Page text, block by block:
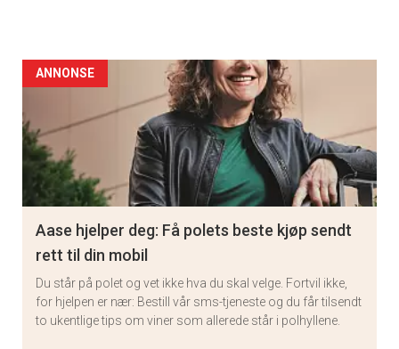
ANNONSE
Aase hjelper deg: Få polets beste kjøp sendt
rett til din mobil
Du står på polet og vet ikke hva du skal velge. Fortvil ikke,
for hjelpen er nær: Bestill vår sms-tjeneste og du får tilsendt
to ukentlige tips om viner som allerede står i polhyllene.